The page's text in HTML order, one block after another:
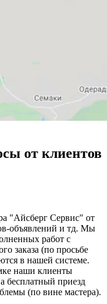
от клиентов
"Айсберг Сервис" от
объявлений и тд. Мы
работ с
заказа (по просьбе
в нашей системе.
наши клиенты
бесплатный приезд
(по вине мастера).